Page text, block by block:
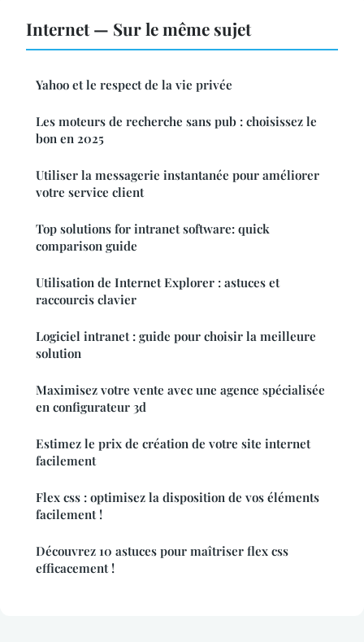
Internet — Sur le même sujet
Yahoo et le respect de la vie privée
Les moteurs de recherche sans pub : choisissez le
bon en 2025
Utiliser la messagerie instantanée pour améliorer
votre service client
Top solutions for intranet software: quick
comparison guide
Utilisation de Internet Explorer : astuces et
raccourcis clavier
Logiciel intranet : guide pour choisir la meilleure
solution
Maximisez votre vente avec une agence spécialisée
en configurateur 3d
Estimez le prix de création de votre site internet
facilement
Flex css : optimisez la disposition de vos éléments
facilement !
Découvrez 10 astuces pour maîtriser flex css
efficacement !